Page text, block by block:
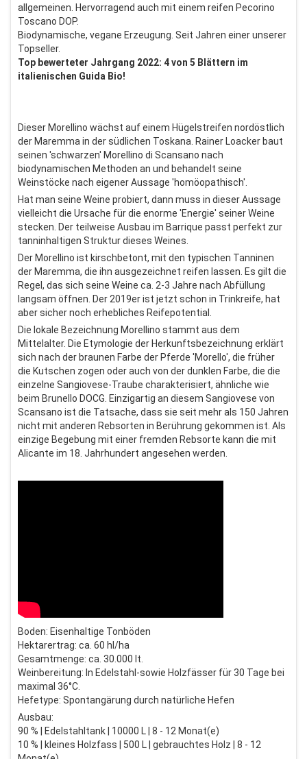
allgemeinen. Hervorragend auch mit einem reifen Pecorino
Toscano DOP.
Biodynamische, vegane Erzeugung. Seit Jahren einer unserer
Topseller.
Top bewerteter Jahrgang 2022: 4 von 5 Blättern im
italienischen Guida Bio!
Dieser Morellino wächst auf einem Hügelstreifen nordöstlich
der Maremma in der südlichen Toskana. Rainer Loacker baut
seinen 'schwarzen' Morellino di Scansano nach
biodynamischen Methoden an und behandelt seine
Weinstöcke nach eigener Aussage 'homöopathisch'.
Hat man seine Weine probiert, dann muss in dieser Aussage
vielleicht die Ursache für die enorme 'Energie' seiner Weine
stecken. Der teilweise Ausbau im Barrique passt perfekt zur
tanninhaltigen Struktur dieses Weines.
Der Morellino ist kirschbetont, mit den typischen Tanninen
der Maremma, die ihn ausgezeichnet reifen lassen. Es gilt die
Regel, das sich seine Weine ca. 2-3 Jahre nach Abfüllung
langsam öffnen. Der 2019er ist jetzt schon in Trinkreife, hat
aber sicher noch erhebliches Reifepotential.
Die lokale Bezeichnung Morellino stammt aus dem
Mittelalter. Die Etymologie der Herkunftsbezeichnung erklärt
sich nach der braunen Farbe der Pferde 'Morello', die früher
die Kutschen zogen oder auch von der dunklen Farbe, die die
einzelne Sangiovese-Traube charakterisiert, ähnliche wie
beim Brunello DOCG. Einzigartig an diesem Sangiovese von
Scansano ist die Tatsache, dass sie seit mehr als 150 Jahren
nicht mit anderen Rebsorten in Berührung gekommen ist. Als
einzige Begebung mit einer fremden Rebsorte kann die mit
Alicante im 18. Jahrhundert angesehen werden.
Boden: Eisenhaltige Tonböden
Hektarertrag: ca. 60 hl/ha
Gesamtmenge: ca. 30.000 lt.
Weinbereitung: In Edelstahl-sowie Holzfässer für 30 Tage bei
maximal 36°C.
Hefetype: Spontangärung durch natürliche Hefen
Ausbau:
90 % | Edelstahltank | 10000 L | 8 - 12 Monat(e)
10 % | kleines Holzfass | 500 L | gebrauchtes Holz | 8 - 12